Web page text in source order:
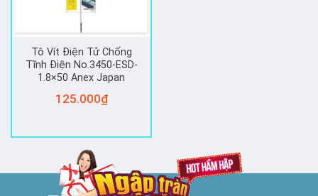
Tô Vít Điện Tử Chống
Tĩnh Điện No.3450-ESD-
1.8×50 Anex Japan
125.000₫